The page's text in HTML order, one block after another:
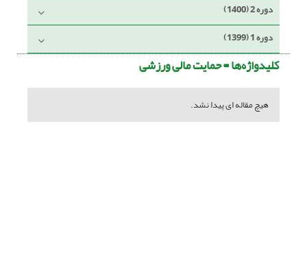
دوره 2 (1400)
دوره 1 (1399)
کلیدواژه‌ها =حمایت مالی ورزشی
هیچ مقاله ای پیدا نشد.